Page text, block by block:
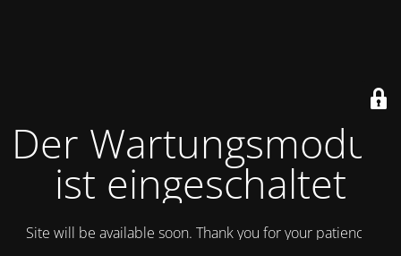
Der Wartungsmodus
ist eingeschaltet
Site will be available soon. Thank you for your patience!